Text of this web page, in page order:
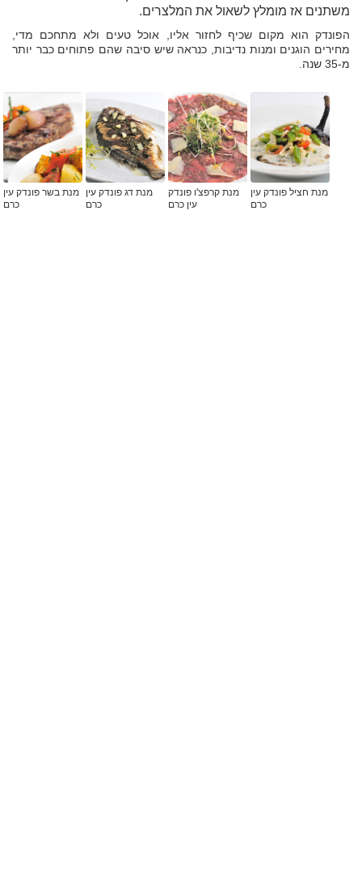
משתנים אז מומלץ לשאול את המלצרים.
הפונדק הוא מקום שכיף לחזור אליו, אוכל טעים ולא מתחכם מדי,
מחירים הוגנים ומנות נדיבות, כנראה שיש סיבה שהם פתוחים כבר יותר
מ-35 שנה.
מנת חציל פונדק עין
כרם
מנת קרפצ'ו פונדק
עין כרם
מנת דג פונדק עין
כרם
מנת בשר פונדק עין
כרם